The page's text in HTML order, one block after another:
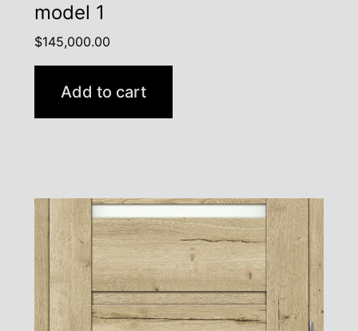
model 1
$145,000.00
Add to cart